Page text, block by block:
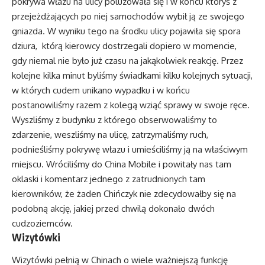
przejeżdżających po niej samochodów wybił ją ze swojego
gniazda. W wyniku tego na środku ulicy pojawiła się spora
dziura, którą kierowcy dostrzegali dopiero w momencie,
gdy niemal nie było już czasu na jakąkolwiek reakcję. Przez
kolejne kilka minut byliśmy świadkami kilku kolejnych sytuacji,
w których cudem unikano wypadku i w końcu
postanowiliśmy razem z kolegą wziąć sprawy w swoje ręce.
Wyszliśmy z budynku z którego obserwowaliśmy to
zdarzenie, weszliśmy na ulicę, zatrzymaliśmy ruch,
podnieśliśmy pokrywę włazu i umieściliśmy ją na właściwym
miejscu. Wróciliśmy do China Mobile i powitały nas tam
oklaski i komentarz jednego z zatrudnionych tam
kierowników, że żaden Chińczyk nie zdecydowałby się na
podobną akcję, jakiej przed chwilą dokonało dwóch
cudzoziemców.
Wizytówki
Wizytówki pełnią w Chinach o wiele ważniejszą funkcję